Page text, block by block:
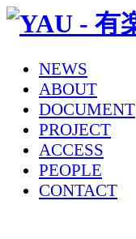
NEWS
ABOUT
DOCUMENT
PROJECT
ACCESS
PEOPLE
CONTACT